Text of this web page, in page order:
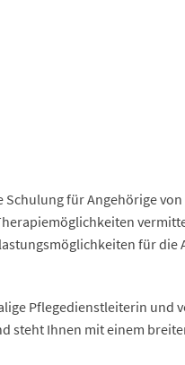
Schulung für Angehörige
für die
Pflegedienstleiterin und
steht Ihnen mit einem